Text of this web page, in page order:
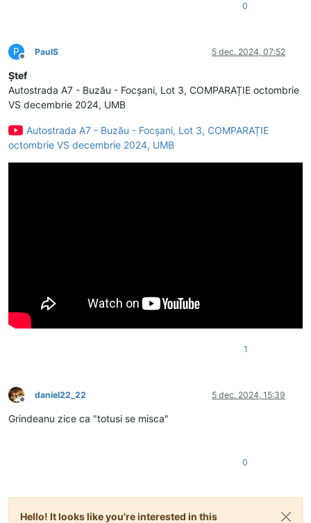
0
P
Deconectat
PaulS 5 dec. 2024, 07:52
Ștef
Autostrada A7 - Buzău - Focșani, Lot 3, COMPARAȚIE octombrie
VS decembrie 2024, UMB
Autostrada A7 - Buzău - Focșani, Lot 3, COMPARAȚIE
octombrie VS decembrie 2024, UMB
1
Deconectat
daniel22_22 5 dec. 2024, 15:39
Grindeanu zice ca "totusi se misca"
0
Hello! It looks like you're interested in this